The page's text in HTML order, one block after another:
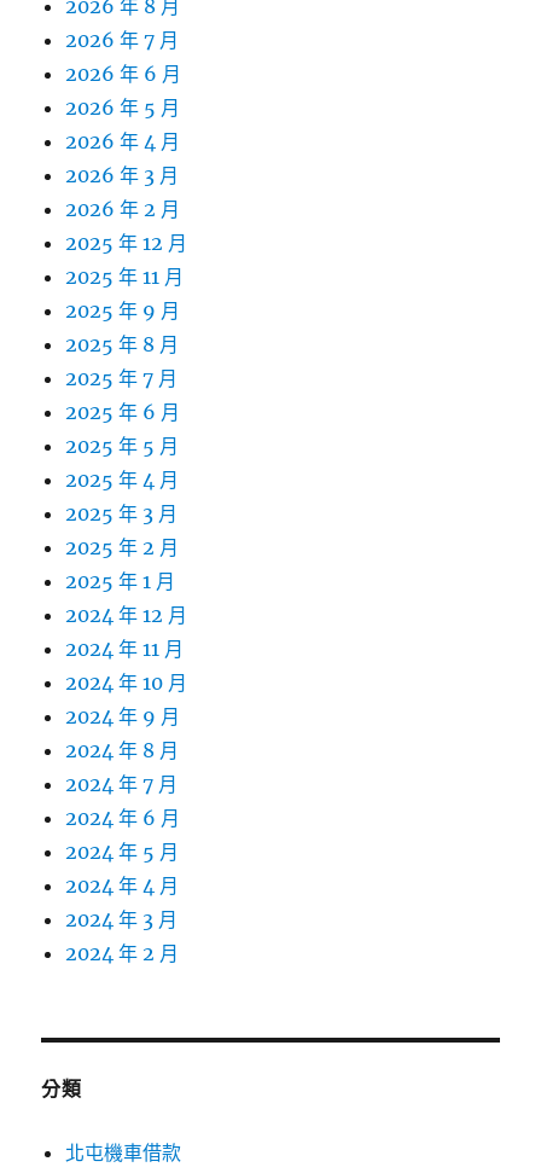
2026 年 8 月
2026 年 7 月
2026 年 6 月
2026 年 5 月
2026 年 4 月
2026 年 3 月
2026 年 2 月
2025 年 12 月
2025 年 11 月
2025 年 9 月
2025 年 8 月
2025 年 7 月
2025 年 6 月
2025 年 5 月
2025 年 4 月
2025 年 3 月
2025 年 2 月
2025 年 1 月
2024 年 12 月
2024 年 11 月
2024 年 10 月
2024 年 9 月
2024 年 8 月
2024 年 7 月
2024 年 6 月
2024 年 5 月
2024 年 4 月
2024 年 3 月
2024 年 2 月
分類
北屯機車借款